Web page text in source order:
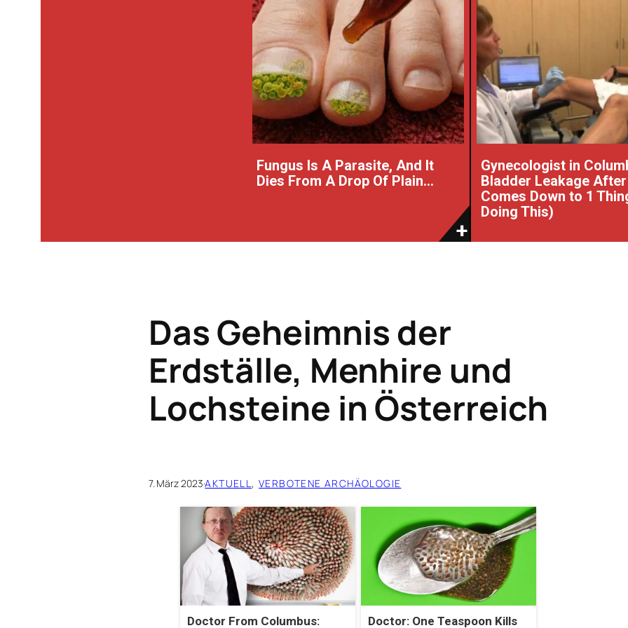
Fungus Is A Parasite, And It
Dies From A Drop Of Plain...
Gynecologist in
Bladder Leakage
Comes Down to 1
Doing This)
Das Geheimnis der
Erdställe, Menhire und
Lochsteine in Österreich
7. März 2023·AKTUELL, VERBOTENE ARCHÄOLOGIE
Doctor From Columbus:
Doctor: One Teaspoon Kills